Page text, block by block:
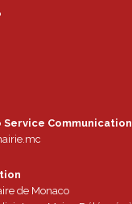
Service Communication
de Monaco